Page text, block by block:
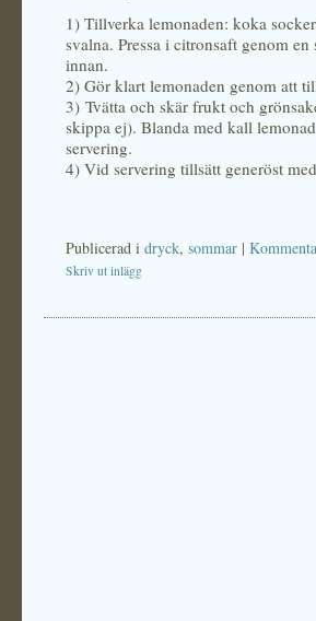
1) Tillverka lemonaden: koka
svalna. Pressa i citronsaft genom
innan.
2) Gör klart lemonaden genom att
3) Tvätta och skär frukt och
skippa ej). Blanda med kall
servering.
4) Vid servering tillsätt generöst
Publicerad i dryck, sommar |
Skriv ut inlägg